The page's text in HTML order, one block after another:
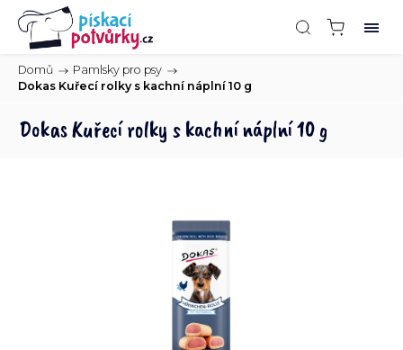
Domů / Pamlsky pro psy /
Dokas Kuřecí rolky s kachní náplní 10 g
Dokas Kuřecí rolky s kachní náplní 10 g